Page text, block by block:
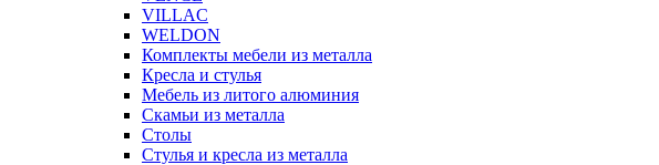
VILLAC
WELDON
Комплекты мебели из металла
Кресла и стулья
Мебель из литого алюминия
Скамьи из металла
Столы
Стулья и кресла из металла